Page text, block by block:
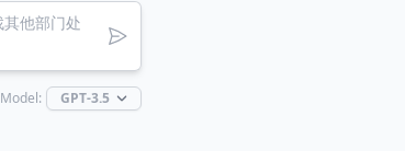
Model: